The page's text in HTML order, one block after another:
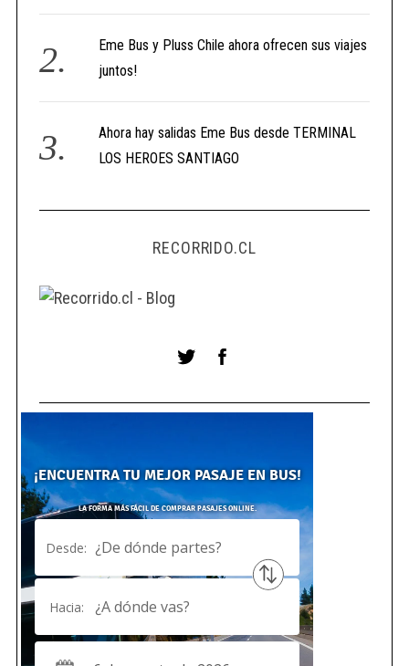
Eme Bus y Pluss Chile ahora ofrecen sus viajes
juntos!
Ahora hay salidas Eme Bus desde TERMINAL
LOS HEROES SANTIAGO
RECORRIDO.CL